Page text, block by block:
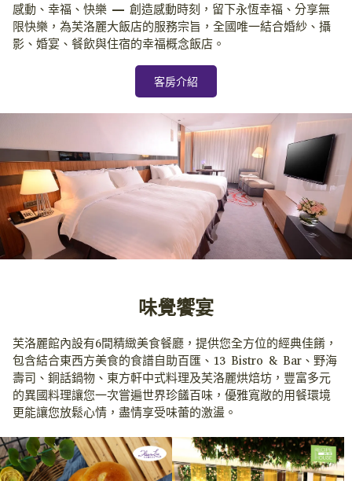
感動、幸福、快樂 — 創造感動時刻，留下永恆幸福、分享無
限快樂，為芙洛麗大飯店的服務宗旨，全國唯一結合婚紗、攝
影、婚宴、餐飲與住宿的幸福概念飯店。
客房介紹
味覺饗宴
芙洛麗館內設有6間精緻美食餐廳，提供您全方位的經典佳餚，
包含結合東西方美食的食譜自助百匯、13 Bistro & Bar、野海
壽司、銅話鍋物、東方軒中式料理及芙洛麗烘焙坊，豐富多元
的異國料理讓您一次嘗遍世界珍饈百味，優雅寬敞的用餐環境
更能讓您放鬆心情，盡情享受味蕾的激盪。